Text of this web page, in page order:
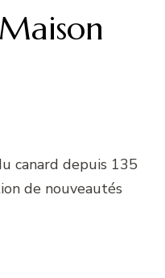
canard depuis 135
de nouveautés